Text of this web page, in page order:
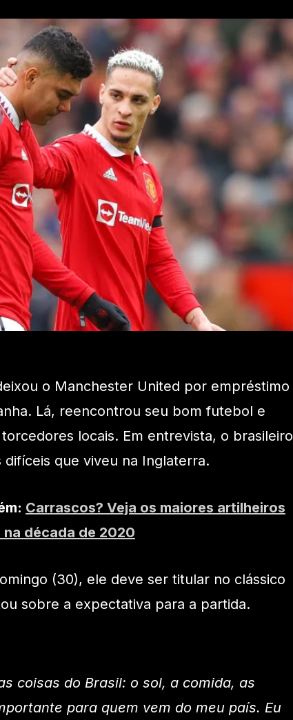
o Manchester United por empréstimo
Lá, reencontrou seu bom futebol e
locais. Em entrevista, o brasileiro
que viveu na Inglaterra.
Carrascos? Veja os maiores artilheiros
década de 2020
(30), ele deve ser titular no clássico
sobre a expectativa para a partida.
coisas do Brasil: o sol, a comida, as
para quem vem do meu país. Eu